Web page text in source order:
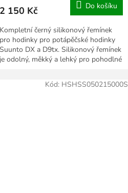
2 150 Kč Do košíku
Kompletní černý silikonový řemínek
pro hodinky pro potápěčské hodinky
Suunto DX a D9tx. Silikonový řemínek
je odolný, měkký a lehký pro pohodlné
Kód: HSHSS050215000S